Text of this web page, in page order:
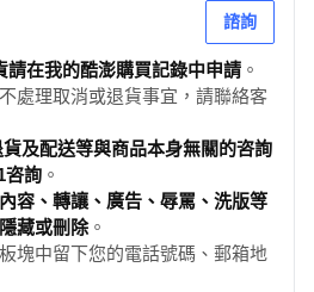
諮詢
請在我的酷澎購買記錄中申請 。
處理取消或退貨事宜，請聯絡客
及配送等與商品本身無關的咨詢
咨詢 。
容、轉讓、廣告、辱罵、洗版等
藏或刪除。
塊中留下您的電話號碼、郵箱地